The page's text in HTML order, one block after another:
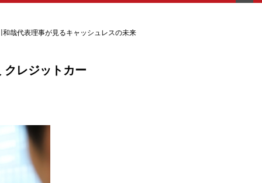
哉代表理事が見るキャッシュレスの未来
クレジットカー